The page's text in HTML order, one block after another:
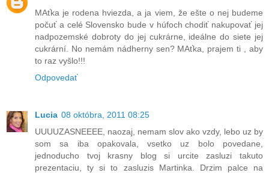
MAťka je rodena hviezda, a ja viem, že ešte o nej budeme
počuť a celé Slovensko bude v húfoch chodiť nakupovať jej
nadpozemské dobroty do jej cukrárne, ideálne do siete jej
cukrární. No nemám nádherny sen? MAťka, prajem ti , aby
to raz vyšlo!!!
Odpovedať
Lucia 08 októbra, 2011 08:25
UUUUZASNEEEE, naozaj, nemam slov ako vzdy, lebo uz by
som sa iba opakovala, vsetko uz bolo povedane,
jednoducho tvoj krasny blog si urcite zasluzi takuto
prezentaciu, ty si to zasluzis Martinka. Drzim palce na